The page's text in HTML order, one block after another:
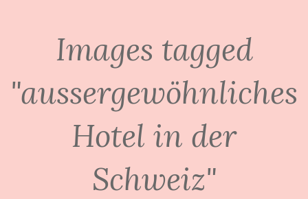
Images tagged
"aussergewöhnliches
Hotel in der
Schweiz"